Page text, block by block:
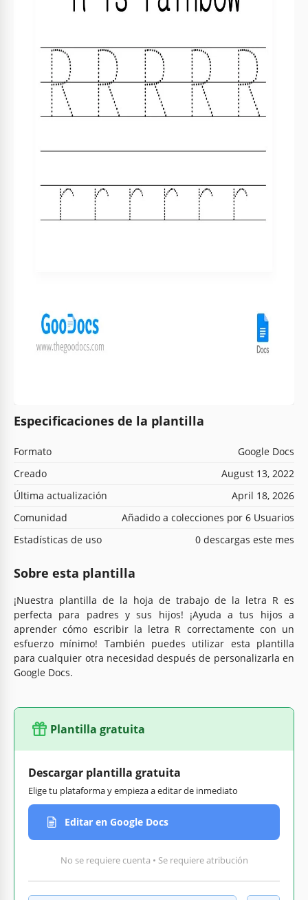
Especificaciones de la plantilla
Formato
Google Docs
Creado
August 13, 2022
Última actualización
April 18, 2026
Comunidad
Añadido a colecciones por 6 Usuarios
Estadísticas de uso
0 descargas este mes
Sobre esta plantilla
¡Nuestra plantilla de la hoja de trabajo de la letra R es
perfecta para padres y sus hijos! ¡Ayuda a tus hijos a
aprender cómo escribir la letra R correctamente con un
esfuerzo mínimo! También puedes utilizar esta plantilla
para cualquier otra necesidad después de personalizarla en
Google Docs.
Plantilla gratuita
Descargar plantilla gratuita
Elige tu plataforma y empieza a editar de inmediato
Editar en Google Docs
No se requiere cuenta • Se requiere atribución